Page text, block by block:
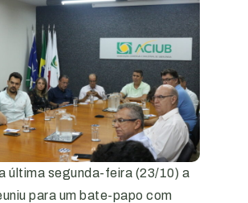
última segunda-feira (23/10) a
para um bate-papo com